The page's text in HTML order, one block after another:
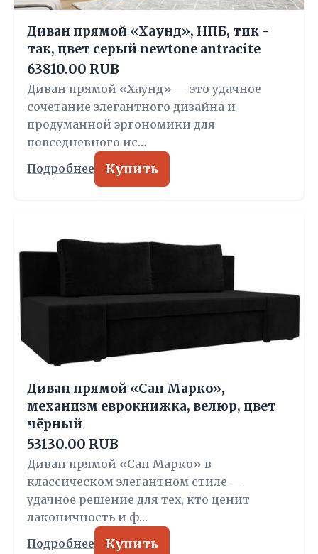
Диван прямой «Хаунд», НПБ, тик -
так, цвет серый newtone antracite
63810.00 RUB
Диван прямой «Хаунд» — это удачное
сочетание элегантного дизайна и
продуманной эргономики для
повседневного ис…
Подробнее Купить
Диван прямой «Сан Марко»,
механизм еврокнижка, велюр, цвет
чёрный
53130.00 RUB
Диван прямой «Сан Марко» в
классическом элегантном стиле —
удачное решение для тех, кто ценит
лаконичность и ф…
Подробнее Купить